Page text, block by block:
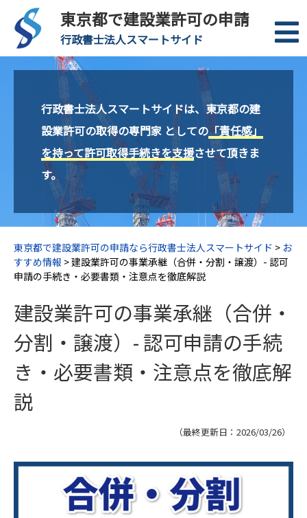
東京都で建設業許可の申請
行政書士法人スマートサイド
行政書士法人スマートサイドは、東京都の建
設業許可の取得の専門家 としての「責任感」
を持って許可取得手続きを支援させて頂きま
す。
東京都で建設業許可の申請なら行政書士法人スマートサイド > お
すすめ情報 >建設業許可の事業承継（合併・分割・譲渡）- 認可
申請の手続き・必要書類・注意点を徹底解説
建設業許可の事業承継（合併・
分割・譲渡）- 認可申請の手続
き・必要書類・注意点を徹底解
説
（最終更新日： 2026/03/26）